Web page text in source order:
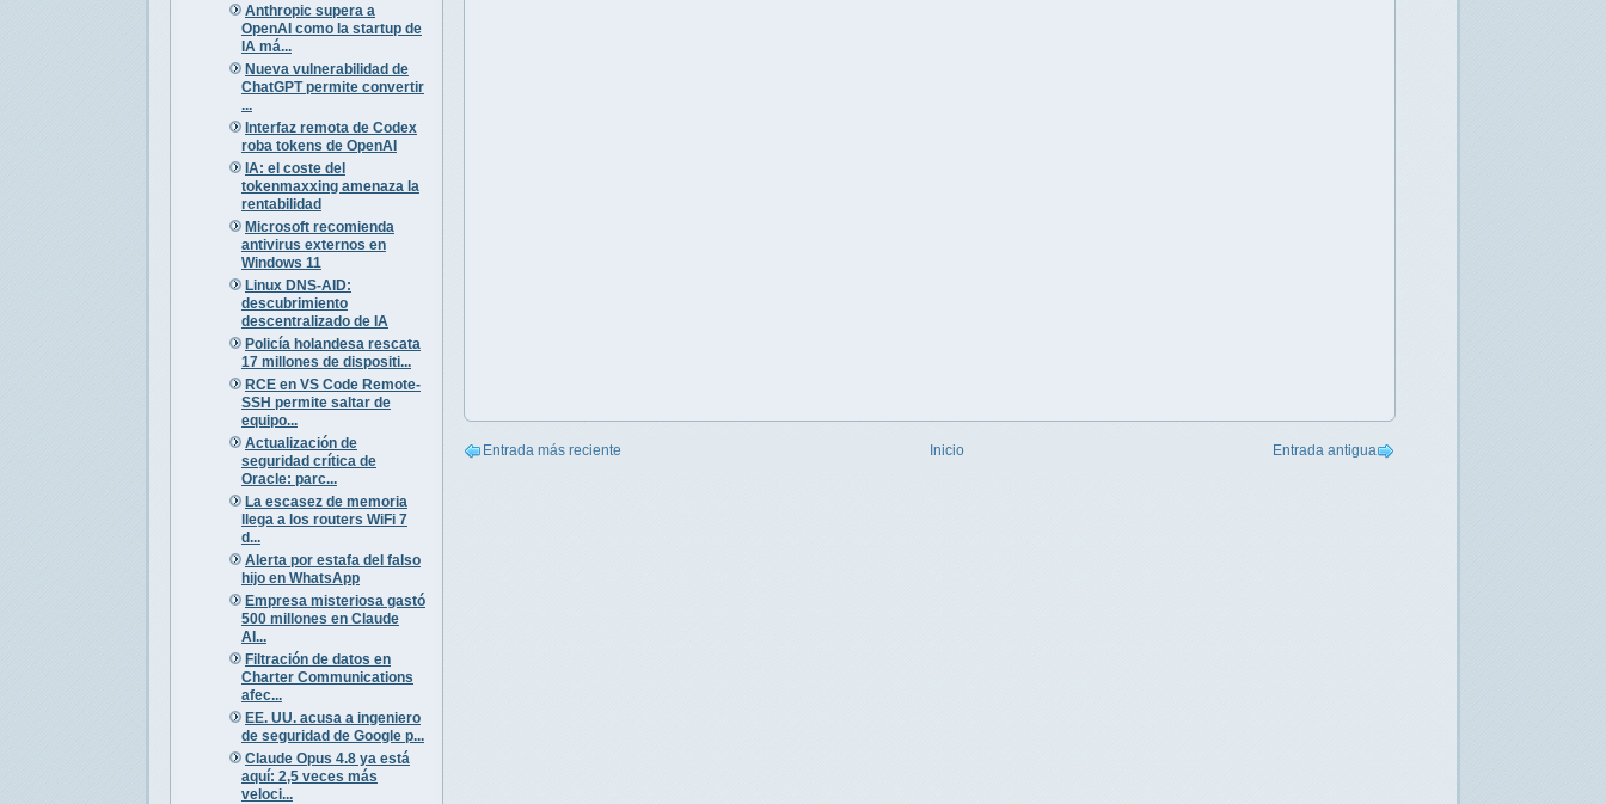
Anthropic supera a
OpenAI como la startup de
IA má...
Nueva vulnerabilidad de
ChatGPT permite convertir
...
Interfaz remota de Codex
roba tokens de OpenAI
IA: el coste del
tokenmaxxing amenaza la
rentabilidad
Microsoft recomienda
antivirus externos en
Windows 11
Linux DNS-AID:
descubrimiento
descentralizado de IA
Policía holandesa rescata
17 millones de dispositi...
RCE en VS Code Remote-
SSH permite saltar de
equipo...
Actualización de
seguridad crítica de
Oracle: parc...
La escasez de memoria
llega a los routers WiFi 7
d...
Alerta por estafa del falso
hijo en WhatsApp
Empresa misteriosa gastó
500 millones en Claude
AI...
Filtración de datos en
Charter Communications
afec...
EE. UU. acusa a ingeniero
de seguridad de Google p...
Claude Opus 4.8 ya está
aquí: 2,5 veces más
veloci...
Entrada más reciente Entrada antigua
Inicio